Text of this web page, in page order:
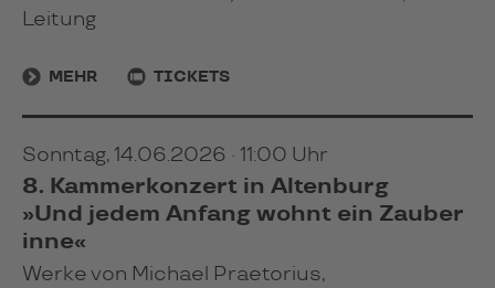
Leitung
MEHR TICKETS
Sonntag, 14.06.2026 · 11:00 Uhr
8. Kammerkonzert in Altenburg
»Und jedem Anfang wohnt ein Zauber
inne«
Werke von Michael Praetorius,